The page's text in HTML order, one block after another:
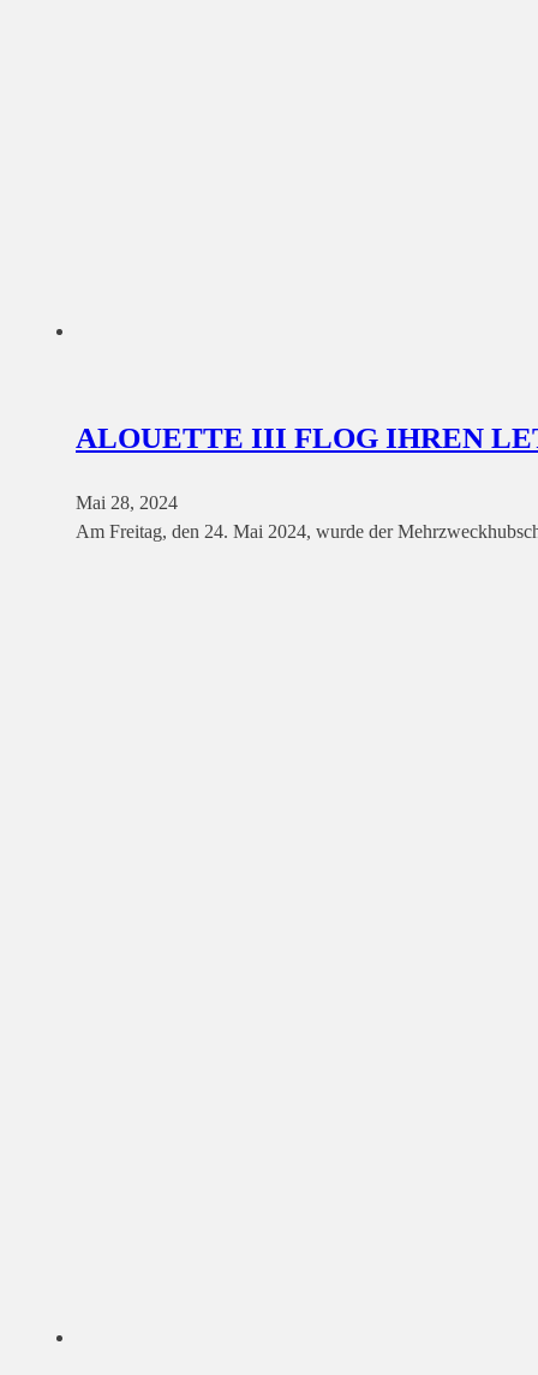
ALOUETTE III FLOG IHREN
Mai 28, 2024
Am Freitag, den 24. Mai 2024, wurde der